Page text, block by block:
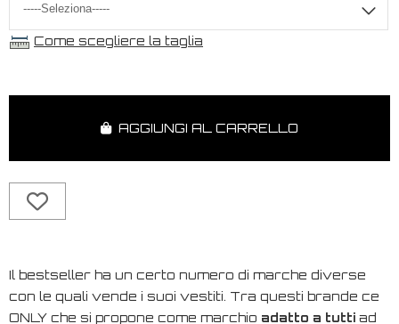
Come scegliere la taglia
AGGIUNGI AL CARRELLO
Il bestseller ha un certo numero di marche diverse
con le quali vende i suoi vestiti. Tra questi brande ce
ONLY che si propone come marchio adatto a tutti ad